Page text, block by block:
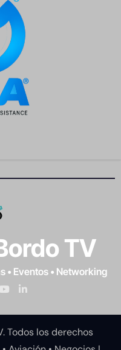
TV
• Eventos • Networking
Todos los derechos